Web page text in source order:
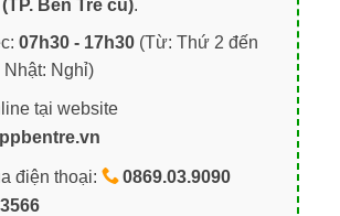
Bến Tre cũ).
07h30 - 17h30(Từ: Thứ 2 đến
Nghỉ)
tại website
điện thoại:
0869.03.9090